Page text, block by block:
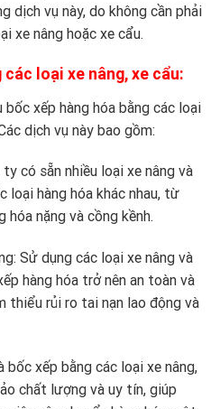
dịch vụ này, do không cần phải
xe nâng hoặc xe cẩu.
loại xe nâng, xe cẩu:
bốc xếp hàng hóa bằng các loại
dịch vụ này bao gồm:
có sẵn nhiều loại xe nâng và
loại hàng hóa khác nhau, từ
hóa nặng và cồng kềnh.
Sử dụng các loại xe nâng và
hàng hóa trở nên an toàn và
thiểu rủi ro tai nạn lao động và
xếp bằng các loại xe nâng,
chất lượng và uy tín, giúp